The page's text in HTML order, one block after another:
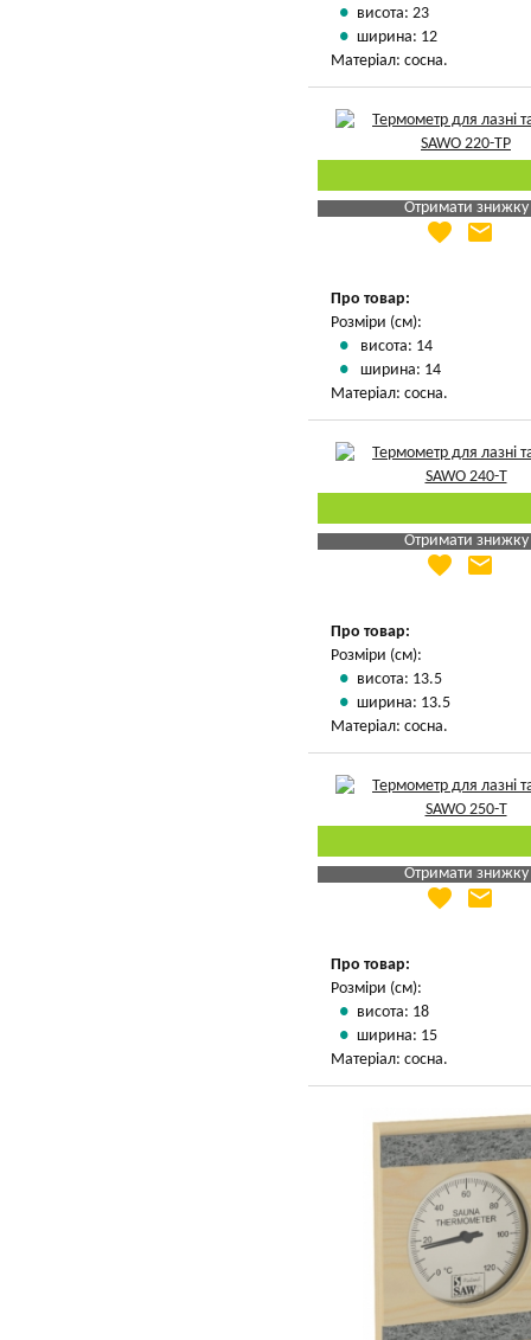
висота: 23
ширина: 12
Матеріал: сосна.
Отримати знижку
Яка Ваша ціна
favorite email
Про товар:
Розміри (см):
висота: 14
ширина: 14
Матеріал: сосна.
Отримати знижку
Яка Ваша ціна
favorite email
Про товар:
Розміри (см):
висота: 13.5
ширина: 13.5
Матеріал: сосна.
Отримати знижку
Яка Ваша ціна
favorite email
Про товар:
Розміри (см):
висота: 18
ширина: 15
Матеріал: сосна.